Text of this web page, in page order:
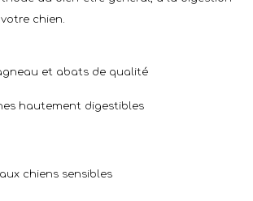
chien.
et abats de qualité
hautement digestibles
chiens sensibles